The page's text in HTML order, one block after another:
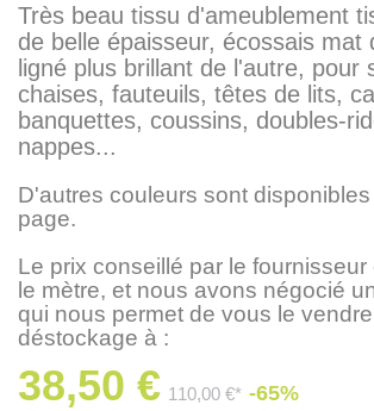
Très beau tissu d'ameublement
de belle épaisseur, écossais mat
ligné plus brillant de l'autre, pour
chaises, fauteuils, têtes de lits,
banquettes, coussins, doubles-
nappes...
D'autres couleurs sont
page.
Le prix conseillé par le fournisseur
le mètre, et nous avons négocié
qui nous permet de vous le
déstockage à :
38,50 € 110,00 €* -65%